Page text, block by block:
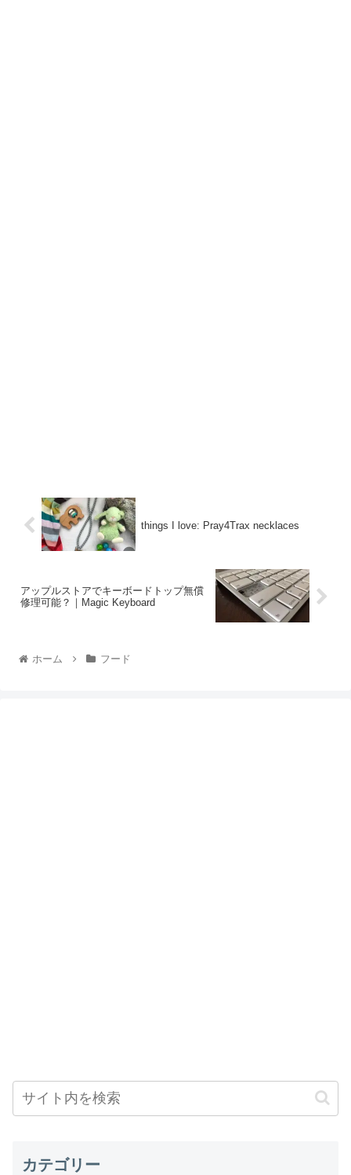
things I love: Pray4Trax necklaces
アップルストアでキーボードトップ無償
修理可能？｜Magic Keyboard
ホーム フード
カテゴリー